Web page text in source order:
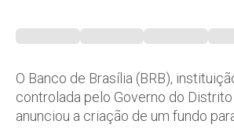
O Banco de Brasília (BRB),
controlada pelo Governo do Distrito
anunciou a criação de um fundo